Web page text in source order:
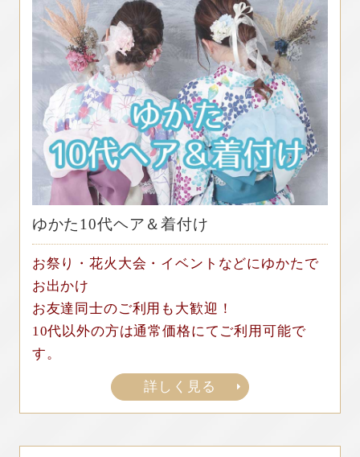
ゆかた10代ヘア＆着付け
お祭り・花火大会・イベントなどにゆかたで
お出かけ
お友達同士のご利用も大歓迎！
10代以外の方は通常価格にてご利用可能で
す。
詳しく見る